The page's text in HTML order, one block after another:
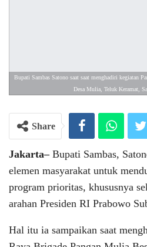
Bupati Sambas Satono saat saat menghadiri kegiatan
Desa Mulia, Teluk Keramat,
Share
Jakarta– Bupati Sambas,
elemen masyarakat untuk
program prioritas, khususnya
arahan Presiden RI Prabowo
Hal itu ia sampaikan saat